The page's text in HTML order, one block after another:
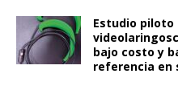
Estudio
bajo costo y
referencia en